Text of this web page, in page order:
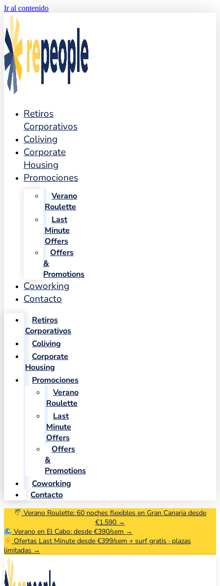
Ir al contenido
Retiros
Corporativos
Coliving
Corporate
Housing
Promociones
Verano
Roulette
Last
Minute
Offers
Offers
&
Promotions
Coworking
Contacto
Retiros
Corporativos
Coliving
Corporate
Housing
Promociones
Verano
Roulette
Last
Minute
Offers
Offers
&
Promotions
Coworking
Contacto
Verano Roulette: 60 noches flexibles en Gran Canaria desde
€1.590 →
Verano en El Cabo: desde €390/sem →
Ofertas Last Minute desde €399/sem + surf gratis · plazas
limitadas →